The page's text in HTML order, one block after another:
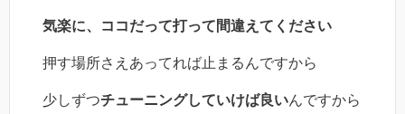
気楽に、ココだって打って間違えてください
押す場所さえあってれば止まるんですから
少しずつチューニングしていけば良いんですから